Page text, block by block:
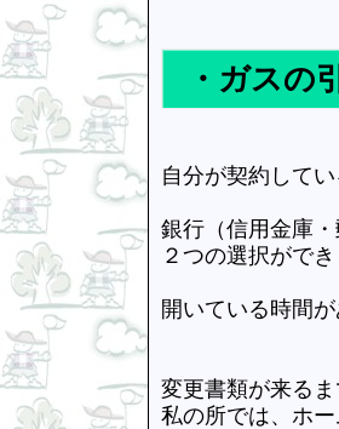
・ガスの
自分が契約して
銀行（信用金庫
２つの選択ができ
開いている時間
変更書類が来るま
私の所では、ホ